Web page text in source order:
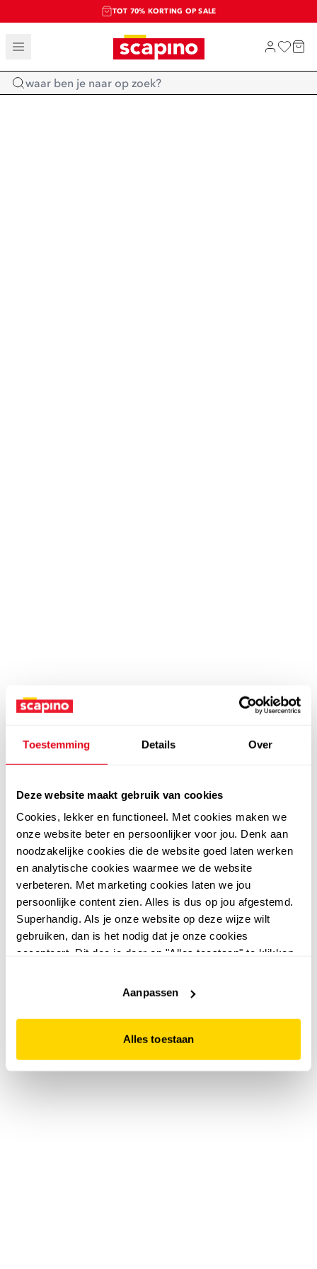
Toestemming Details Over
Deze website maakt gebruik van cookies
Cookies, lekker en functioneel. Met cookies maken we
onze website beter en persoonlijker voor jou. Denk aan
noodzakelijke cookies die de website goed laten werken
en analytische cookies waarmee we de website
verbeteren. Met marketing cookies laten we jou
persoonlijke content zien. Alles is dus op jou afgestemd.
Superhandig. Als je onze website op deze wijze wilt
gebruiken, dan is het nodig dat je onze cookies
accepteert. Dit doe je door op "Alles toestaan" te klikken.
website niet optimaal functioneert.
Aanpassen
Alles toestaan
TOT 70% KORTING OP SALE
SALE: LAATSTE KANS!
SHOP NIEUW
Home